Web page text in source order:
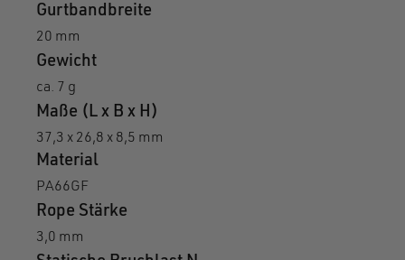
Gurtbandbreite
20 mm
Gewicht
ca. 7 g
Maße (L x B x H)
37,3 x 26,8 x 8,5 mm
Material
PA66GF
Rope Stärke
3,0 mm